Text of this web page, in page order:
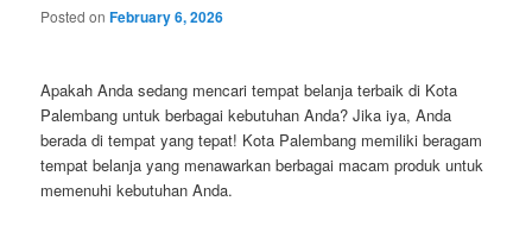
Posted onFebruary 6, 2026
Apakah Anda sedang mencari tempat belanja terbaik di Kota
Palembang untuk berbagai kebutuhan Anda? Jika iya, Anda
berada di tempat yang tepat! Kota Palembang memiliki beragam
tempat belanja yang menawarkan berbagai macam produk untuk
memenuhi kebutuhan Anda.